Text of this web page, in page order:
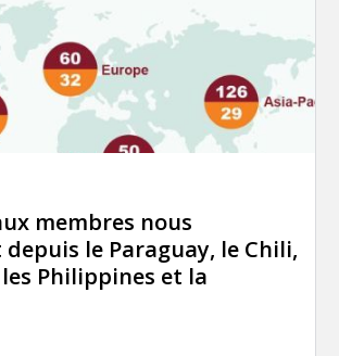
membres nous
le Paraguay, le Chili,
Philippines et la